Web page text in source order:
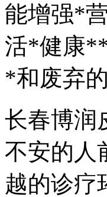
能增强*
活*健康
*和废弃
长春博润
不安的人
越的诊疗